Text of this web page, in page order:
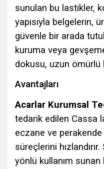
sunulan bu lastikler,
yapısıyla belgelerin,
güvenle bir arada
kuruma veya
dokusu, uzun ömürlü
Avantajları
Acarlar Kurumsal
tedarik edilen Cassa
eczane ve
süreçlerini
yönlü kullanım